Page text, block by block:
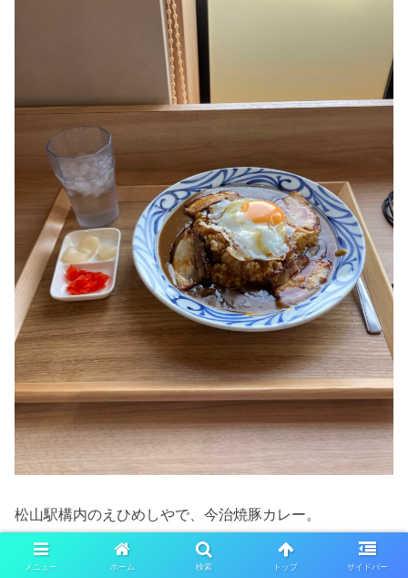
松山駅構内のえひめしやで、今治焼豚カレー。
メニュー ホーム 検索 トップ サイドバー